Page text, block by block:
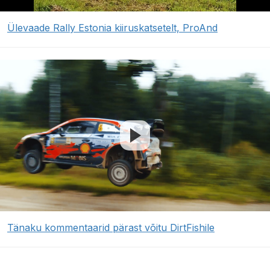
Ülevaade Rally Estonia kiiruskatsetelt, ProAnd
Tänaku kommentaarid pärast võitu DirtFishile